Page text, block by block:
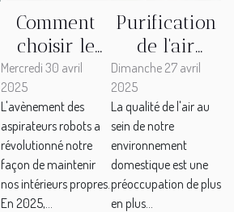
Comment
choisir le
meilleur
modèle
d'aspirateur
robot en
2025
Mercredi 30 avril
2025
L'avènement des
aspirateurs robots a
révolutionné notre
façon de maintenir
nos intérieurs propres.
En 2025,...
Purification
de l'air
intérieur
plantes et
dispositifs
efficaces
pour une
maison saine
Dimanche 27 avril
2025
La qualité de l'air au
sein de notre
environnement
domestique est une
préoccupation de plus
en plus...